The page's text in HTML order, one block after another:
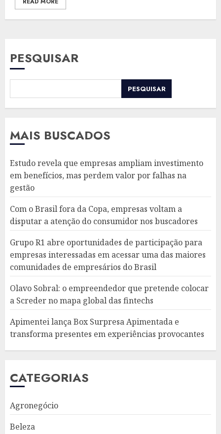
PESQUISAR
PESQUISAR
MAIS BUSCADOS
Estudo revela que empresas ampliam investimento
em benefícios, mas perdem valor por falhas na
gestão
Com o Brasil fora da Copa, empresas voltam a
disputar a atenção do consumidor nos buscadores
Grupo R1 abre oportunidades de participação para
empresas interessadas em acessar uma das maiores
comunidades de empresários do Brasil
Olavo Sobral: o empreendedor que pretende colocar
a Screder no mapa global das fintechs
Apimentei lança Box Surpresa Apimentada e
transforma presentes em experiências provocantes
CATEGORIAS
Agronegócio
Beleza